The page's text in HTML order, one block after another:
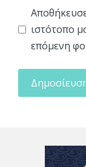
ιστότοπο
επόμενη